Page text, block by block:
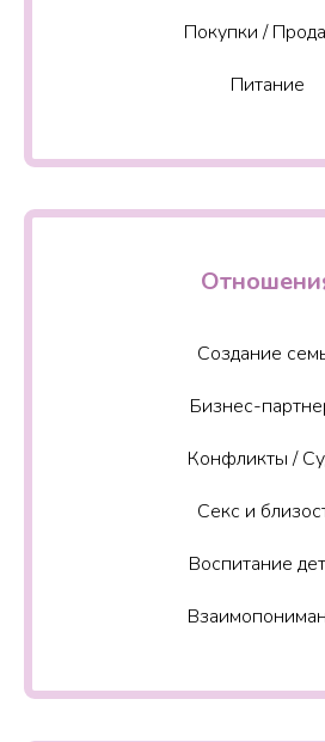
Покупки /
Питание
Создание
Бизнес-
Конфликты /
Секс и
Воспитание